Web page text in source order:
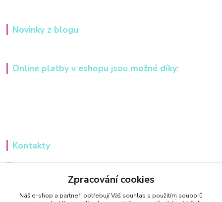
Novinky z blogu
Online platby v eshopu jsou možné díky:
Kontakty
+420 607984148
Zpracování cookies
Náš e-shop a partneři potřebují Váš souhlas s použitím souborů